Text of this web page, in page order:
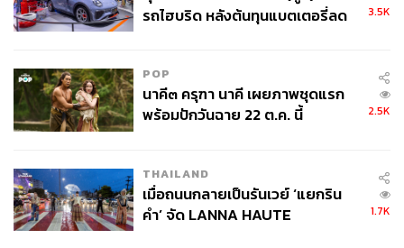
รถไฮบริด หลังต้นทุนแบตเตอรี่ลด
3.5K
POP
นาคี๓ ครุฑา นาคี เผยภาพชุดแรก
พร้อมปักวันฉาย 22 ต.ค. นี้
2.5K
THAILAND
เมื่อถนนกลายเป็นรันเวย์ ‘แยกริน
คำ’ จัด LANNA HAUTE
1.7K